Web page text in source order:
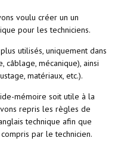
voulu créer un un
pour les techniciens.
utilisés, uniquement dans
câblage, mécanique), ainsi
matériaux, etc.).
mémoire soit utile à la
repris les règles de
technique afin que
par le technicien.